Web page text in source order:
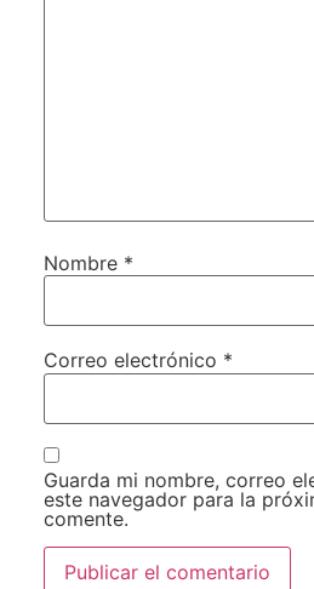
Nombre *
Correo electrónico *
Guarda mi nombre, correo
este navegador para la
comente.